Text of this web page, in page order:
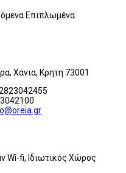
Επιπλωμένα
Χανια, Κρητη 73001
Wi-fi, Ιδιωτικός Χώρος